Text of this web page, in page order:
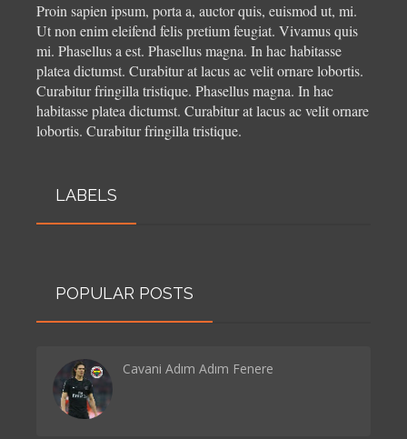
Proin sapien ipsum, porta a, auctor quis, euismod ut, mi.
Ut non enim eleifend felis pretium feugiat. Vivamus quis
mi. Phasellus a est. Phasellus magna. In hac habitasse
platea dictumst. Curabitur at lacus ac velit ornare lobortis.
Curabitur fringilla tristique. Phasellus magna. In hac
habitasse platea dictumst. Curabitur at lacus ac velit ornare
lobortis. Curabitur fringilla tristique.
LABELS
POPULAR POSTS
Cavani Adım Adım Fenere